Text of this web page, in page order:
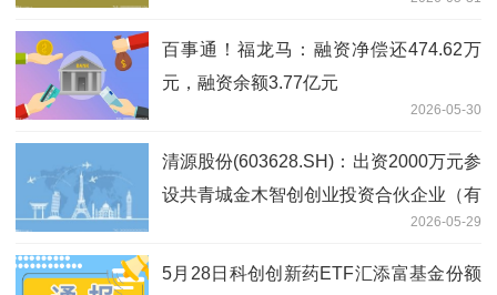
药治疗晚期胆管癌关键II期临床数据
百事通！福龙马：融资净偿还474.62万
元，融资余额3.77亿元
2026-05-30
清源股份(603628.SH)：出资2000万元参
设共青城金木智创创业投资合伙企业（有
2026-05-29
5月28日科创创新药ETF汇添富基金份额